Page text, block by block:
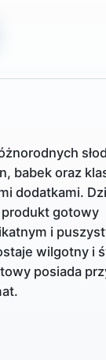
babek oraz
dodatkami.
gotowy
i
wilgotny i
posiada